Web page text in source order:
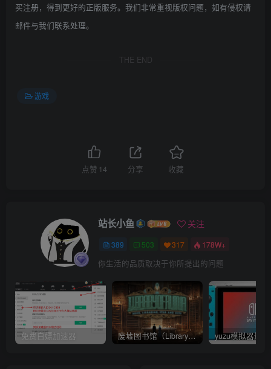
买注册，得到更好的正版服务。我们非常重视版权问题，如有侵权请
邮件与我们联系处理。
THE END
游戏
点赞 14 分享 收藏
站长小鱼 关注
389 503 317 178W+
你生活的品质取决于你所提出的问题
免费白嫖加速器 废墟图书馆（Library Of Ruina）v1.1.0.6a13 官中 附yuzu模拟器 本体+1.0.3升补